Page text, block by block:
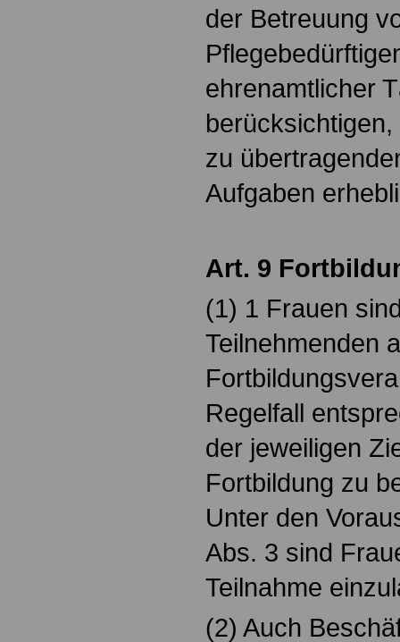
der Betreuung
ehrenamtlicher
zu
Aufgaben
Art. 9
(1) 1 Frauen
Teilnehmenden
Regelfall
der jeweiligen
Fortbildung zu
Unter den
Abs. 3 sind
Teilnahme
(2) Auch